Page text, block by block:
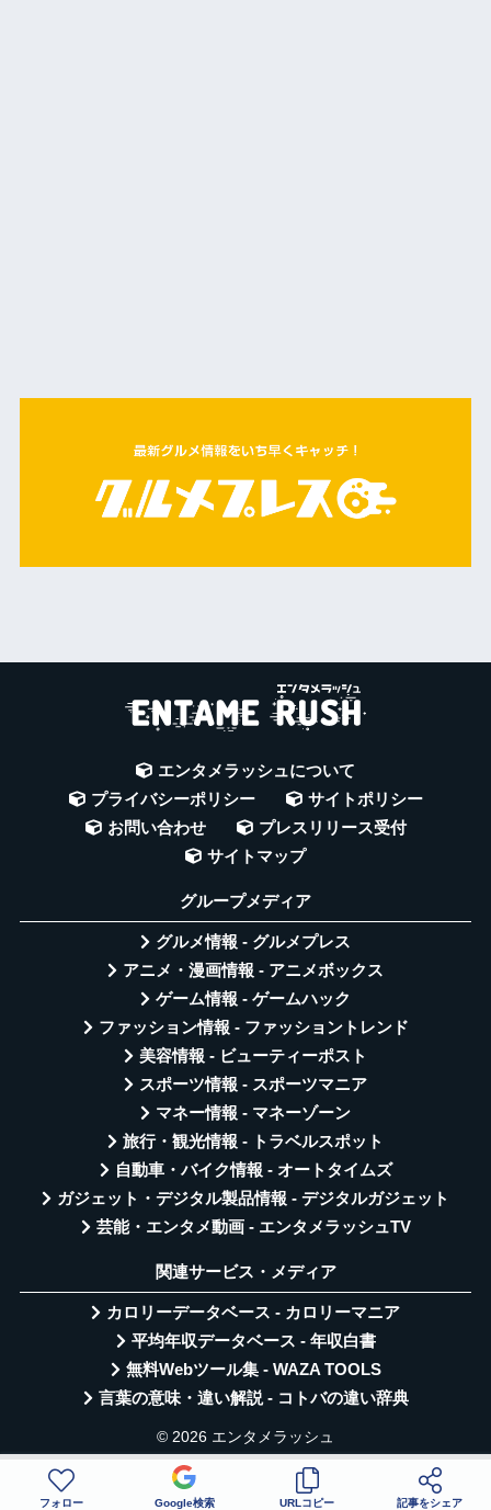
エンタメラッシュについて
プライバシーポリシー
サイトポリシー
お問い合わせ
プレスリリース受付
サイトマップ
グループメディア
グルメ情報 - グルメプレス
アニメ・漫画情報 - アニメボックス
ゲーム情報 - ゲームハック
ファッション情報 - ファッショントレンド
美容情報 - ビューティーポスト
スポーツ情報 - スポーツマニア
マネー情報 - マネーゾーン
旅行・観光情報 - トラベルスポット
自動車・バイク情報 - オートタイムズ
ガジェット・デジタル製品情報 - デジタルガジェット
芸能・エンタメ動画 - エンタメラッシュTV
関連サービス・メディア
カロリーデータベース - カロリーマニア
平均年収データベース - 年収白書
無料Webツール集 - WAZA TOOLS
言葉の意味・違い解説 - コトバの違い辞典
© 2026 エンタメラッシュ
フォロー Google検索 URLコピー 記事をシェア